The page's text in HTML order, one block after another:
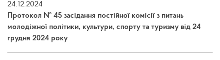
24.12.2024
Протокол № 45 засідання постійної комісії з питань
молодіжної політики, культури, спорту та туризму від 24
грудня 2024 року